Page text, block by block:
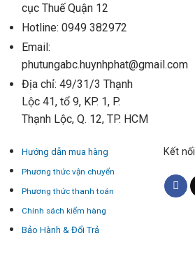
cục Thuế Quận 12
Hotline: 0949 382972
Email:
phutungabc.huynhphat@gmail.com
Địa chỉ: 49/31/3 Thạnh
Lộc 41, tổ 9, KP. 1, P.
Thạnh Lộc, Q. 12, TP. HCM
Hướng dẫn mua hàng
Phương thức vận chuyển
Phương thức thanh toán
Chính sách kiểm hàng
Bảo Hành & Đổi Trả
Kết